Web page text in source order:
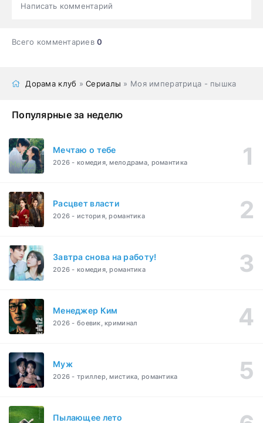
Написать комментарий
Всего комментариев0
Дорама клуб »Сериалы » Моя императрица - пышка
Популярные за неделю
Мечтаю о тебе
2026 - комедия, мелодрама, романтика
Расцвет власти
2026 - история, романтика
Завтра снова на работу!
2026 - комедия, романтика
Менеджер Ким
2026 - боевик, криминал
Муж
2026 - триллер, мистика, романтика
Пылающее лето